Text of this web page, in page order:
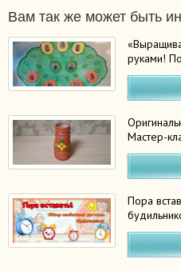
Вам так же может быть
руками!
Мастер-
Пора